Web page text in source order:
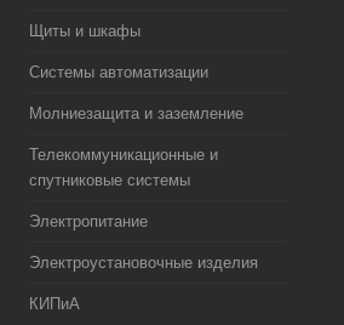
Щиты и шкафы
Системы автоматизации
Молниезащита и заземление
Телекоммуникационные и
спутниковые системы
Электропитание
Электроустановочные изделия
КИПиА